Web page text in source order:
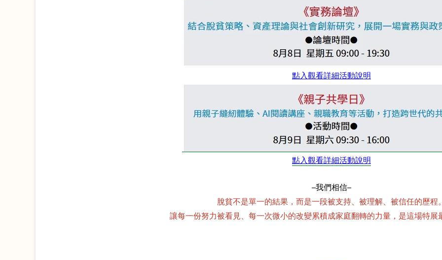
無窮
點入觀看詳細活動說明
點入觀看詳細活動說明
─我們相信─
脫貧不是單一的結果，而是一段被支持、被理解、被信任的歷程
讓每一份努力被看見、每一次微小的改變累積成家庭翻轉的力量，是這場特展